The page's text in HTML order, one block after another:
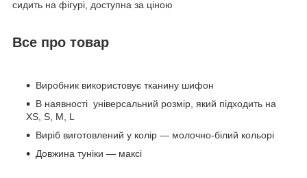
сидить на фігурі, доступна за ціною
Все про товар
Виробник використовує тканину шифон
В наявності універсальний розмір, який підходить на
XS, S, M, L
Виріб виготовлений у колір — молочно-білий кольорі
Довжина туніки — максі